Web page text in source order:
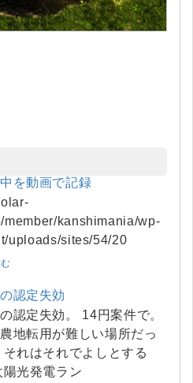
を動画で記録
member/kanshimania/wp-
uploads/sites/54/20
認定失効
認定失効。 14円案件で。
地転用が難しい場所だっ
それはそれでよしとする
太陽光発電ラン